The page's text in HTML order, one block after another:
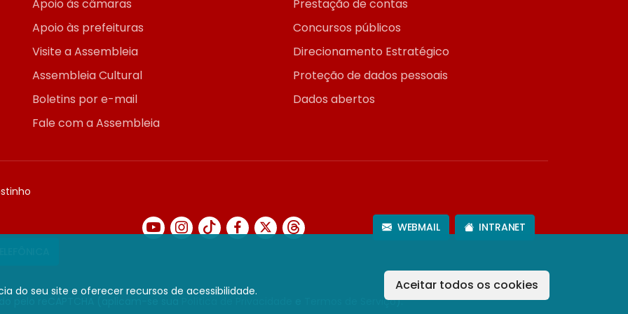
do seu site e oferecer recursos de acessibilidade.
Aceitar todos os cookies
Apoio às câmaras
Apoio às prefeituras
Visite a Assembleia
Assembleia Cultural
Boletins por e-mail
Fale com a Assembleia
Prestação de contas
Concursos públicos
Direcionamento Estratégico
Proteção de dados pessoais
Dados abertos
WEBMAIL INTRANET
pelo reCAPTCHA (aplicam-se sua Termos de Serviço).